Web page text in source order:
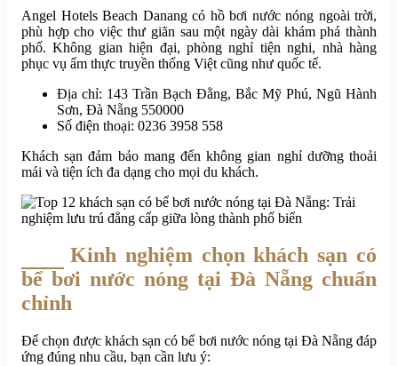
Angel Hotels Beach Danang có hồ bơi nước nóng ngoài trời,
phù hợp cho việc thư giãn sau một ngày dài khám phá thành
phố. Không gian hiện đại, phòng nghỉ tiện nghi, nhà hàng
phục vụ ẩm thực truyền thống Việt cũng như quốc tế.
Địa chỉ: 143 Trần Bạch Đằng, Bắc Mỹ Phú, Ngũ Hành
Sơn, Đà Nẵng 550000
Số điện thoại: 0236 3958 558
Khách sạn đảm bảo mang đến không gian nghỉ dưỡng thoải
mái và tiện ích đa dạng cho mọi du khách.
Kinh nghiệm chọn khách sạn có
bể bơi nước nóng tại Đà Nẵng chuẩn
chỉnh
Để chọn được khách sạn có bể bơi nước nóng tại Đà Nẵng đáp
ứng đúng nhu cầu, bạn cần lưu ý: